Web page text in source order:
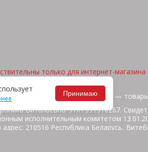
только для интернет-
2026, © "Арена спорта" —
Витальевна. УНП 391316267.
исполнительным комитетом
210516 Республика Беларусь,
Принимаю